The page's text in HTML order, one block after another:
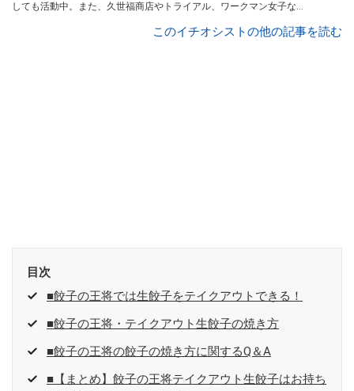
しても活動中。また、久世福商店やトライアル、ワークマン女子など
、集英社「週刊プレイボーイ」、宝島
このイチオシストの他の記事を読む
目次
■餃子の王将では生餃子をテイクアウトできる！
■餃子の王将・テイクアウト生餃子の焼き方
■餃子の王将の餃子の焼き方に関するQ＆A
■【まとめ】餃子の王将テイクアウト生餃子はお持ち